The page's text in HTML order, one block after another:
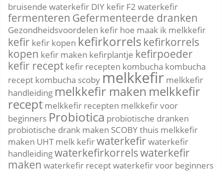
bruisende waterkefir DIY kefir F2 waterkefir
fermenteren Gefermenteerde dranken
Gezondheidsvoordelen kefir hoe maak ik melkkefir
kefir kefir kopen kefirkorrelskefirkorrels
kopen kefir maken kefirplantje kefirpoeder
kefir recept kefir recepten kombucha kombucha
recept kombucha scoby melkkefir melkkefir
handleiding melkkefir maken melkkefir
recept melkkefir recepten melkkefir voor
beginners Probiotica probiotische dranken
probiotische drank maken SCOBYthuis melkkefir
maken UHT melk kefirwaterkefirwaterkefir
handleidingwaterkefirkorrelswaterkefir
maken waterkefir receptwaterkefir voor beginners